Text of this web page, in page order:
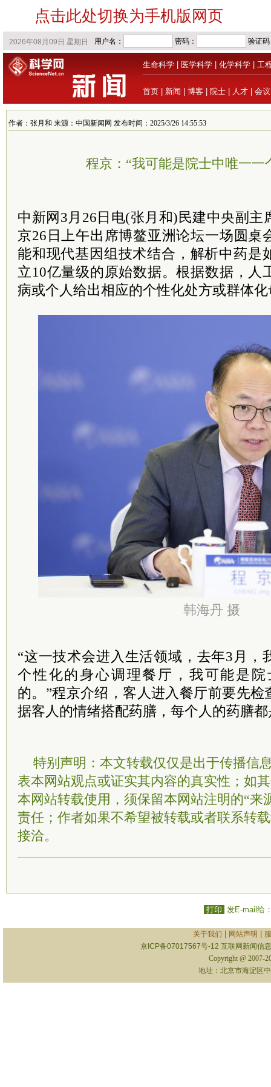
点击此处切换为手机版网页
生命科学 医学科学 化学科学 工
首页 新闻 博客 院士 人才 会议
作者：张月和 来源：中国新闻网 发布时间：2025/3/26 14:55:53
程京：“我可能是院士中唯一一
中新网3月26日电(张月和)民建中央副 主
京26日上午出席博鳌亚洲论坛一场圆桌
能和现代基因组技术结合，解析中药是
立10亿量级的原始数据。根据数据，人
病或个人给出相应的个性化处方或群体
韩海丹 摄
“这一技术会进入生活领域，去年3月，
个性化的身心调理餐厅，我可能是
的。”程京介绍，客人进入餐厅前要先
据客人的情绪搭配药膳，每个人的药膳
特别声明：本文转载仅仅是出于传播信
表本网站观点或证实其内容的真实性；如
本网站转载使用，须保留本网站注明的“来
责任；作者如果不希望被转载或者联系转
接洽。
打印 发E-mail给
关于我们 网站声明
京ICP备07017567号-12 互联网新闻信
Copyright @ 2007-
地址：北京市海淀区